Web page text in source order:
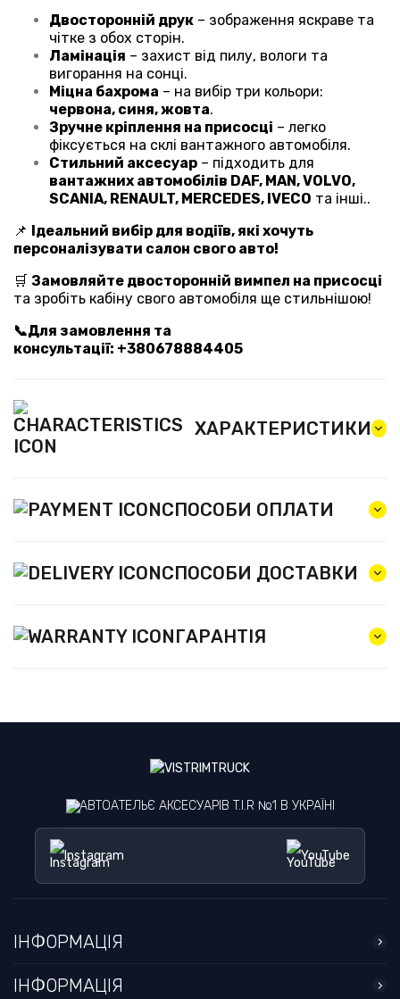
Двосторонній друк – зображення яскраве та
чітке з обох сторін.
Ламінація – захист від пилу, вологи та
вигорання на сонці.
Міцна бахрома – на вибір три кольори:
червона, синя, жовта.
Зручне кріплення на присосці – легко
фіксується на склі вантажного автомобіля.
Стильний аксесуар – підходить для
вантажних автомобілів DAF, MAN, VOLVO,
SCANIA, RENAULT, MERCEDES, IVECO та інші..
📌
Ідеальний вибір для водіїв, які хочуть
персоналізувати салон свого авто!
🛒 Замовляйте двосторонній вимпел на присосці
та зробіть кабіну свого автомобіля ще стильнішою!
📞Для замовлення та
консультації: +380678884405
ХАРАКТЕРИСТИКИ
СПОСОБИ ОПЛАТИ
СПОСОБИ ДОСТАВКИ
ГАРАНТІЯ
АВТОАТЕЛЬЄ АКСЕСУАРІВ T.I.R №1 В УКРАЇНІ
Instagram YouTube
ІНФОРМАЦІЯ
ІНФОРМАЦІЯ